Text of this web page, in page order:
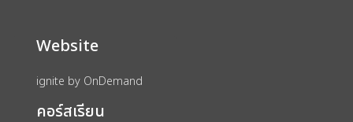
import_contacts วางแผนการเรียน
account_circle เข้าสู่ระบบ
Website
ignite by OnDemand
คอร์สเรียน